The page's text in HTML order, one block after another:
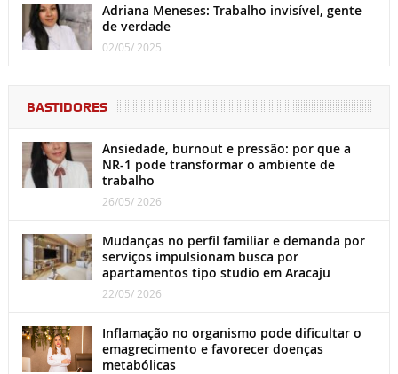
Adriana Meneses: Trabalho invisível, gente
de verdade
02/05/ 2025
BASTIDORES
Ansiedade, burnout e pressão: por que a
NR-1 pode transformar o ambiente de
trabalho
26/05/ 2026
Mudanças no perfil familiar e demanda por
serviços impulsionam busca por
apartamentos tipo studio em Aracaju
22/05/ 2026
Inflamação no organismo pode dificultar o
emagrecimento e favorecer doenças
metabólicas